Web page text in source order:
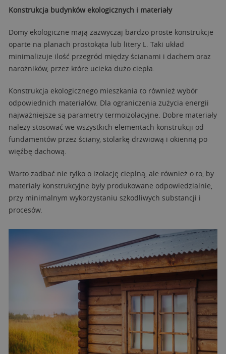
Konstrukcja budynków ekologicznych i materiały
Domy ekologiczne mają zazwyczaj bardzo proste konstrukcje
oparte na planach prostokąta lub litery L. Taki układ
minimalizuje ilość przegród między ścianami i dachem oraz
narożników, przez które ucieka dużo ciepła.
Konstrukcja ekologicznego mieszkania to również wybór
odpowiednich materiałów. Dla ograniczenia zużycia energii
najważniejsze są parametry termoizolacyjne. Dobre materiały
należy stosować we wszystkich elementach konstrukcji od
fundamentów przez ściany, stolarkę drzwiową i okienną po
więźbę dachową.
Warto zadbać nie tylko o izolację cieplną, ale również o to, by
materiały konstrukcyjne były produkowane odpowiedzialnie,
przy minimalnym wykorzystaniu szkodliwych substancji i
procesów.